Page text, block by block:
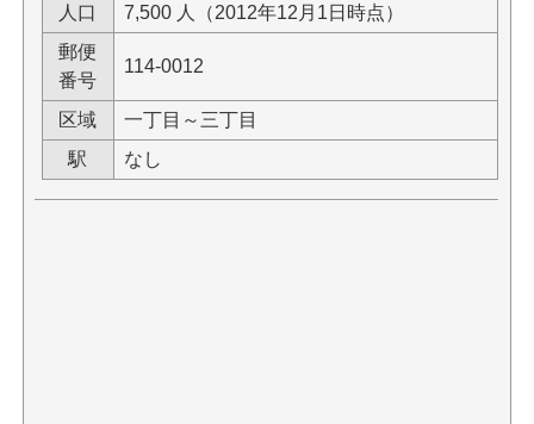
人口
7,500 人（2012年12月1日時点）
郵便
番号
114-0012
区域
一丁目～三丁目
駅
なし